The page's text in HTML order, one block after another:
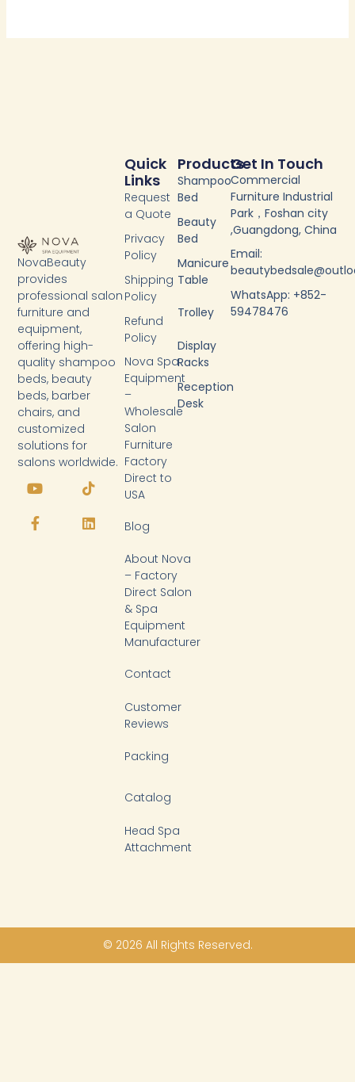
NovaBeauty
provides
professional salon
furniture and
equipment,
offering high-
quality shampoo
beds, beauty
beds, barber
chairs, and
customized
solutions for
salons worldwide.
o
t
u
T
i
t
o
a
e
b
L
i
k
e
Products
Shampoo
Bed
Beauty
Bed
Manicure
Table
Trolley
Display
Racks
Reception
Desk
Quick
Links
Request
a Quote
Privacy
Policy
Shipping
Policy
Refund
Policy
Nova Spa
Equipment
–
Wholesale
Salon
Furniture
Factory
Direct to
USA
Blog
About Nova
– Factory
Direct Salon
& Spa
Equipment
Manufacturer
Contact
Customer
Reviews
Packing
Catalog
Head Spa
Attachment
Get In Touch
Commercial
Furniture Industrial
Park，Foshan city
,Guangdong, China
Email:
WhatsApp: +852-
59478476
© 2026 All Rights Reserved.